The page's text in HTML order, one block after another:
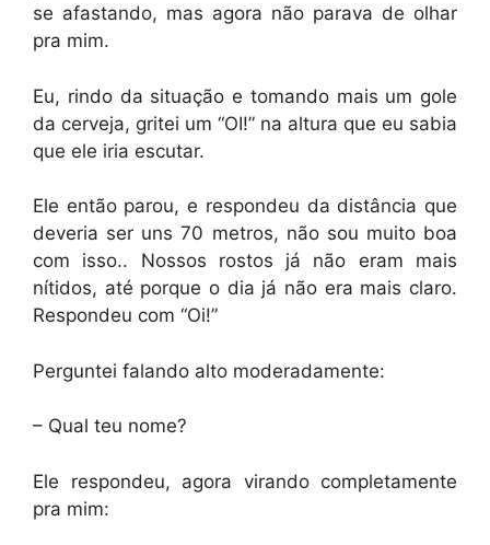
se afastando, mas agora não parava de olhar
pra mim.
Eu, rindo da situação e tomando mais um gole
da cerveja, gritei um “OI!” na altura que eu sabia
que ele iria escutar.
Ele então parou, e respondeu da distância que
deveria ser uns 70 metros, não sou muito boa
com isso.. Nossos rostos já não eram mais
nítidos, até porque o dia já não era mais claro.
Respondeu com “Oi!”
Perguntei falando alto moderadamente:
– Qual teu nome?
Ele respondeu, agora virando completamente
pra mim: